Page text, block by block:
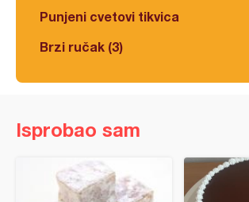
Punjeni cvetovi tikvica
Brzi ručak (3)
Isprobao sam